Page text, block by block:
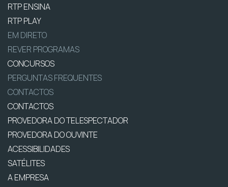
RTP ENSINA
RTP PLAY
EM DIRETO
REVER PROGRAMAS
CONCURSOS
PERGUNTAS FREQUENTES
CONTACTOS
CONTACTOS
PROVEDORA DO TELESPECTADOR
PROVEDORA DO OUVINTE
ACESSIBILIDADES
SATÉLITES
A EMPRESA